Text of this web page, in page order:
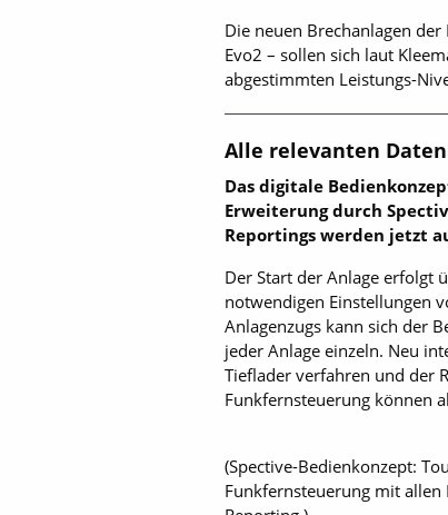
Die neuen Brechanlagen
Evo2 – sollen sich laut
abgestimmten Leistungs-
Alle relevanten
Das digitale
Erweiterung durch
Reportings werden jetzt
Der Start der Anlage erfolgt
notwendigen Einstellungen
Anlagenzugs kann sich der
jeder Anlage einzeln. Neu
Tieflader verfahren und der
Funkfernsteuerung können
(Spective-Bedienkonzept:
Funkfernsteuerung mit